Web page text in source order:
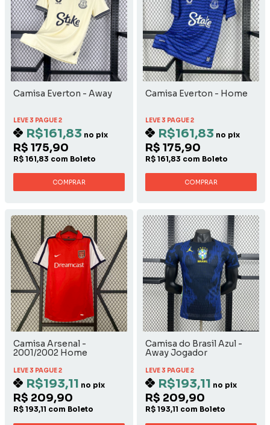
Camisa Everton - Away
LEVE 3 PAGUE 2
R$161,83 no pix
R$ 175,90
R$ 161,83 com Boleto
COMPRAR
Camisa Everton - Home
LEVE 3 PAGUE 2
R$161,83 no pix
R$ 175,90
R$ 161,83 com Boleto
COMPRAR
Camisa Arsenal -
2001/2002 Home
LEVE 3 PAGUE 2
R$193,11 no pix
R$ 209,90
R$ 193,11 com Boleto
Camisa do Brasil Azul -
Away Jogador
LEVE 3 PAGUE 2
R$193,11 no pix
R$ 209,90
R$ 193,11 com Boleto